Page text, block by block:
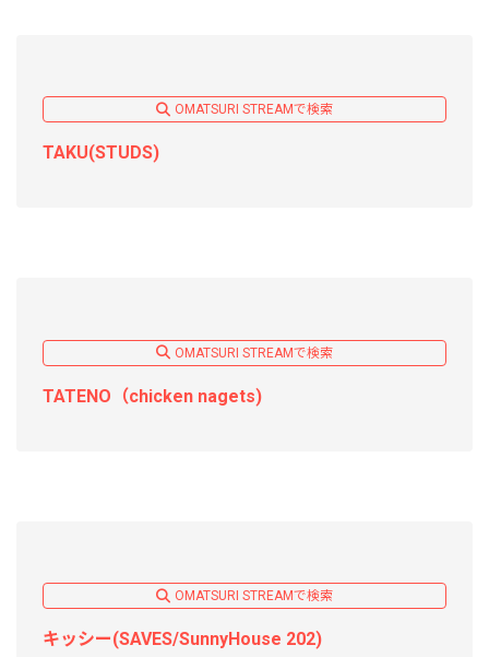
OMATSURI STREAMで検索
TAKU(STUDS)
OMATSURI STREAMで検索
TATENO（chicken nagets)
OMATSURI STREAMで検索
キッシー(SAVES/SunnyHouse 202)